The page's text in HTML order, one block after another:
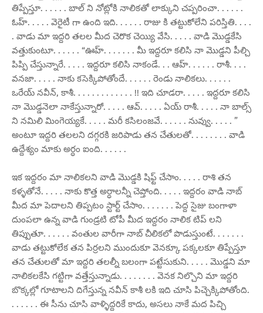
తిప్పేస్తూ. . . . . . బాల్ ని నోట్లోకి నాలికతో లాక్కుని చప్పరించా. . . . . .
ఓహ్. . . . . వెరైటీ గా ఉంది ఇది. . . . . . రాజు కి తట్టుకోలేని పరిస్తితి. . . .
. వాడు మా ఇద్దరి తలల మీద చెరొక చెయ్యి వేసి. . . . . వాడి మొడ్డకేసి
వత్తుకుంటూ. . . . . . “ఊహ్. . . . . . . మీ ఇద్దరూ కలిసి నా మొడ్డని పీల్చి
పిప్పి చేస్తున్నారే. . . . . ఇద్దరూ కలిసి నాకండే. . . ఆహ్. . . . . . రాశీ. . . .
వనజా. . . . . నాకు కసెక్కిపోతోందే. . . . . . రెండు నాలికలు. . . . . .
ఒరేయ్ నవీన్, కాశీ. . . . . . . . . . . . . !! ఇది చూడరా. . . . . ఇద్దరూ కలిసి
నా మొడ్డనెలా నాకేస్తున్నారో. . . . . ఆవ్. . . . . ఏయ్ రాశీ. . . . . నా బాల్స్
ని నమిలి మింగెయ్యకే. . . . . మరీ కసిలంజవే. . . . . . నువ్వు. . . . . ”
అంటూ ఇద్దరి తలలని దగ్గరకి జరిపాడు తన చేతులతో. . . . . . . . వాడి
ఉద్దేశ్యం మాకు అర్ధం ఐంది. . . . . .
ఇక ఇద్దరం మా నాలికలని వాడి మొడ్డకి షిఫ్ట్ చేసాం. . . . . రాశి తన
కళ్ళతోనే. . . . . నాకు కొత్త అర్ధాలన్నీ చెప్తోంది. . . . . ఇద్దరం వాడి నాబ్
మీద మా పెదాలని తిప్పటం స్టార్ట్ చేసాం. . . . . . . పెద్ద సైజు బంగాళా
దుంపలా ఉన్న వాడి గుండ్రటి టోపీ మీద ఇద్దరం నాలిక టిప్ లని
తిప్పుతూ. . . . . . వంతుల వారీగా నాబ్ చీలికలో పొడుస్తుంటే. . . . . . .
వాడు తట్టుకోలేక తన పిర్రలని ముందుకూ వెనక్కూ పక్కలకూ తిప్పేస్తూ
తన చేతులతో మా ఇద్దరి తలల్నీ బలంగా పట్టేసుకుని. . . . . మొడ్డని మా
నాలికలకేసి గట్టిగా వత్తేస్తున్నాడు. . . . . . . . వెనక నిల్చొని మా ఇద్దరి
బొక్కల్లో గూటాలని దిగేస్తున్న నవీన్ కాశీ లకి ఇది చూసి పిచ్చెక్కిపోతోంది.
. . . . . . ఈ సీను చూసి వాళ్ళిద్దరికే కాదు, అసలు నాకే మద పిచ్చి